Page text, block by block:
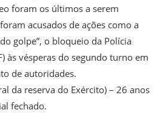
foram os últimos a serem
acusados de ações como a
golpe”, o bloqueio da Polícia
às vésperas do segundo turno em
de autoridades.
da reserva do Exército) – 26 anos
fechado.